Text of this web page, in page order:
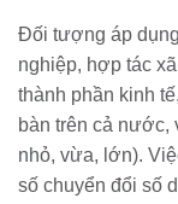
Đối tượng áp
nghiệp, hợp tác
thành phần kinh
bàn trên cả nước,
nhỏ, vừa, lớn).
số chuyển đổi số